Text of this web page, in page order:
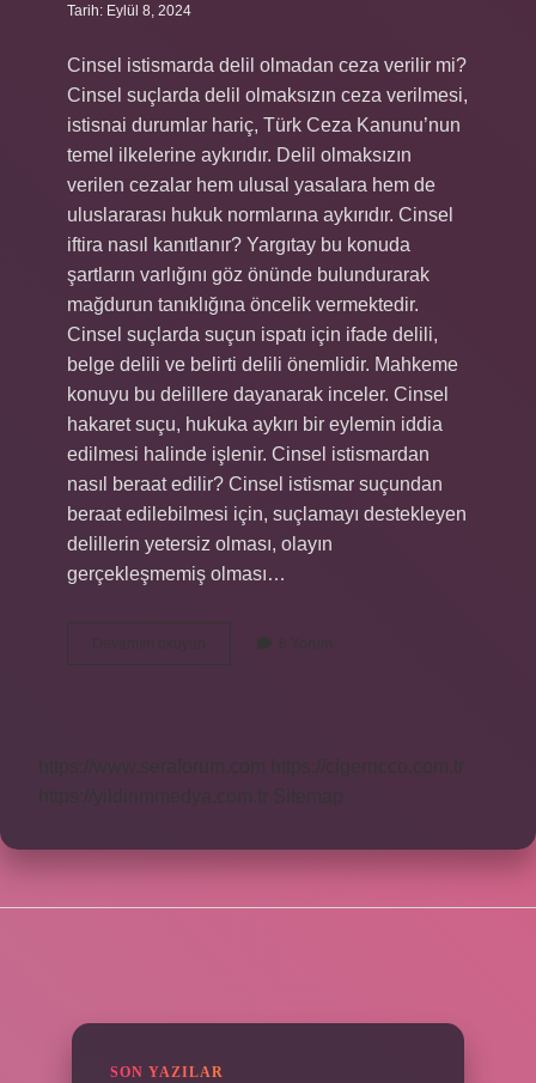
Tarih: Eylül 8, 2024
Cinsel istismarda delil olmadan ceza verilir mi?
Cinsel suçlarda delil olmaksızın ceza verilmesi,
istisnai durumlar hariç, Türk Ceza Kanunu’nun
temel ilkelerine aykırıdır. Delil olmaksızın
verilen cezalar hem ulusal yasalara hem de
uluslararası hukuk normlarına aykırıdır. Cinsel
iftira nasıl kanıtlanır? Yargıtay bu konuda
şartların varlığını göz önünde bulundurarak
mağdurun tanıklığına öncelik vermektedir.
Cinsel suçlarda suçun ispatı için ifade delili,
belge delili ve belirti delili önemlidir. Mahkeme
konuyu bu delillere dayanarak inceler. Cinsel
hakaret suçu, hukuka aykırı bir eylemin iddia
edilmesi halinde işlenir. Cinsel istismardan
nasıl beraat edilir? Cinsel istismar suçundan
beraat edilebilmesi için, suçlamayı destekleyen
delillerin yetersiz olması, olayın
gerçekleşmemiş olması…
Cinsel
6 Yorum
https://www.seraforum.com
https://cigerricco.com.tr
https://yildirimmedya.com.tr
Sitemap
SON YAZILAR